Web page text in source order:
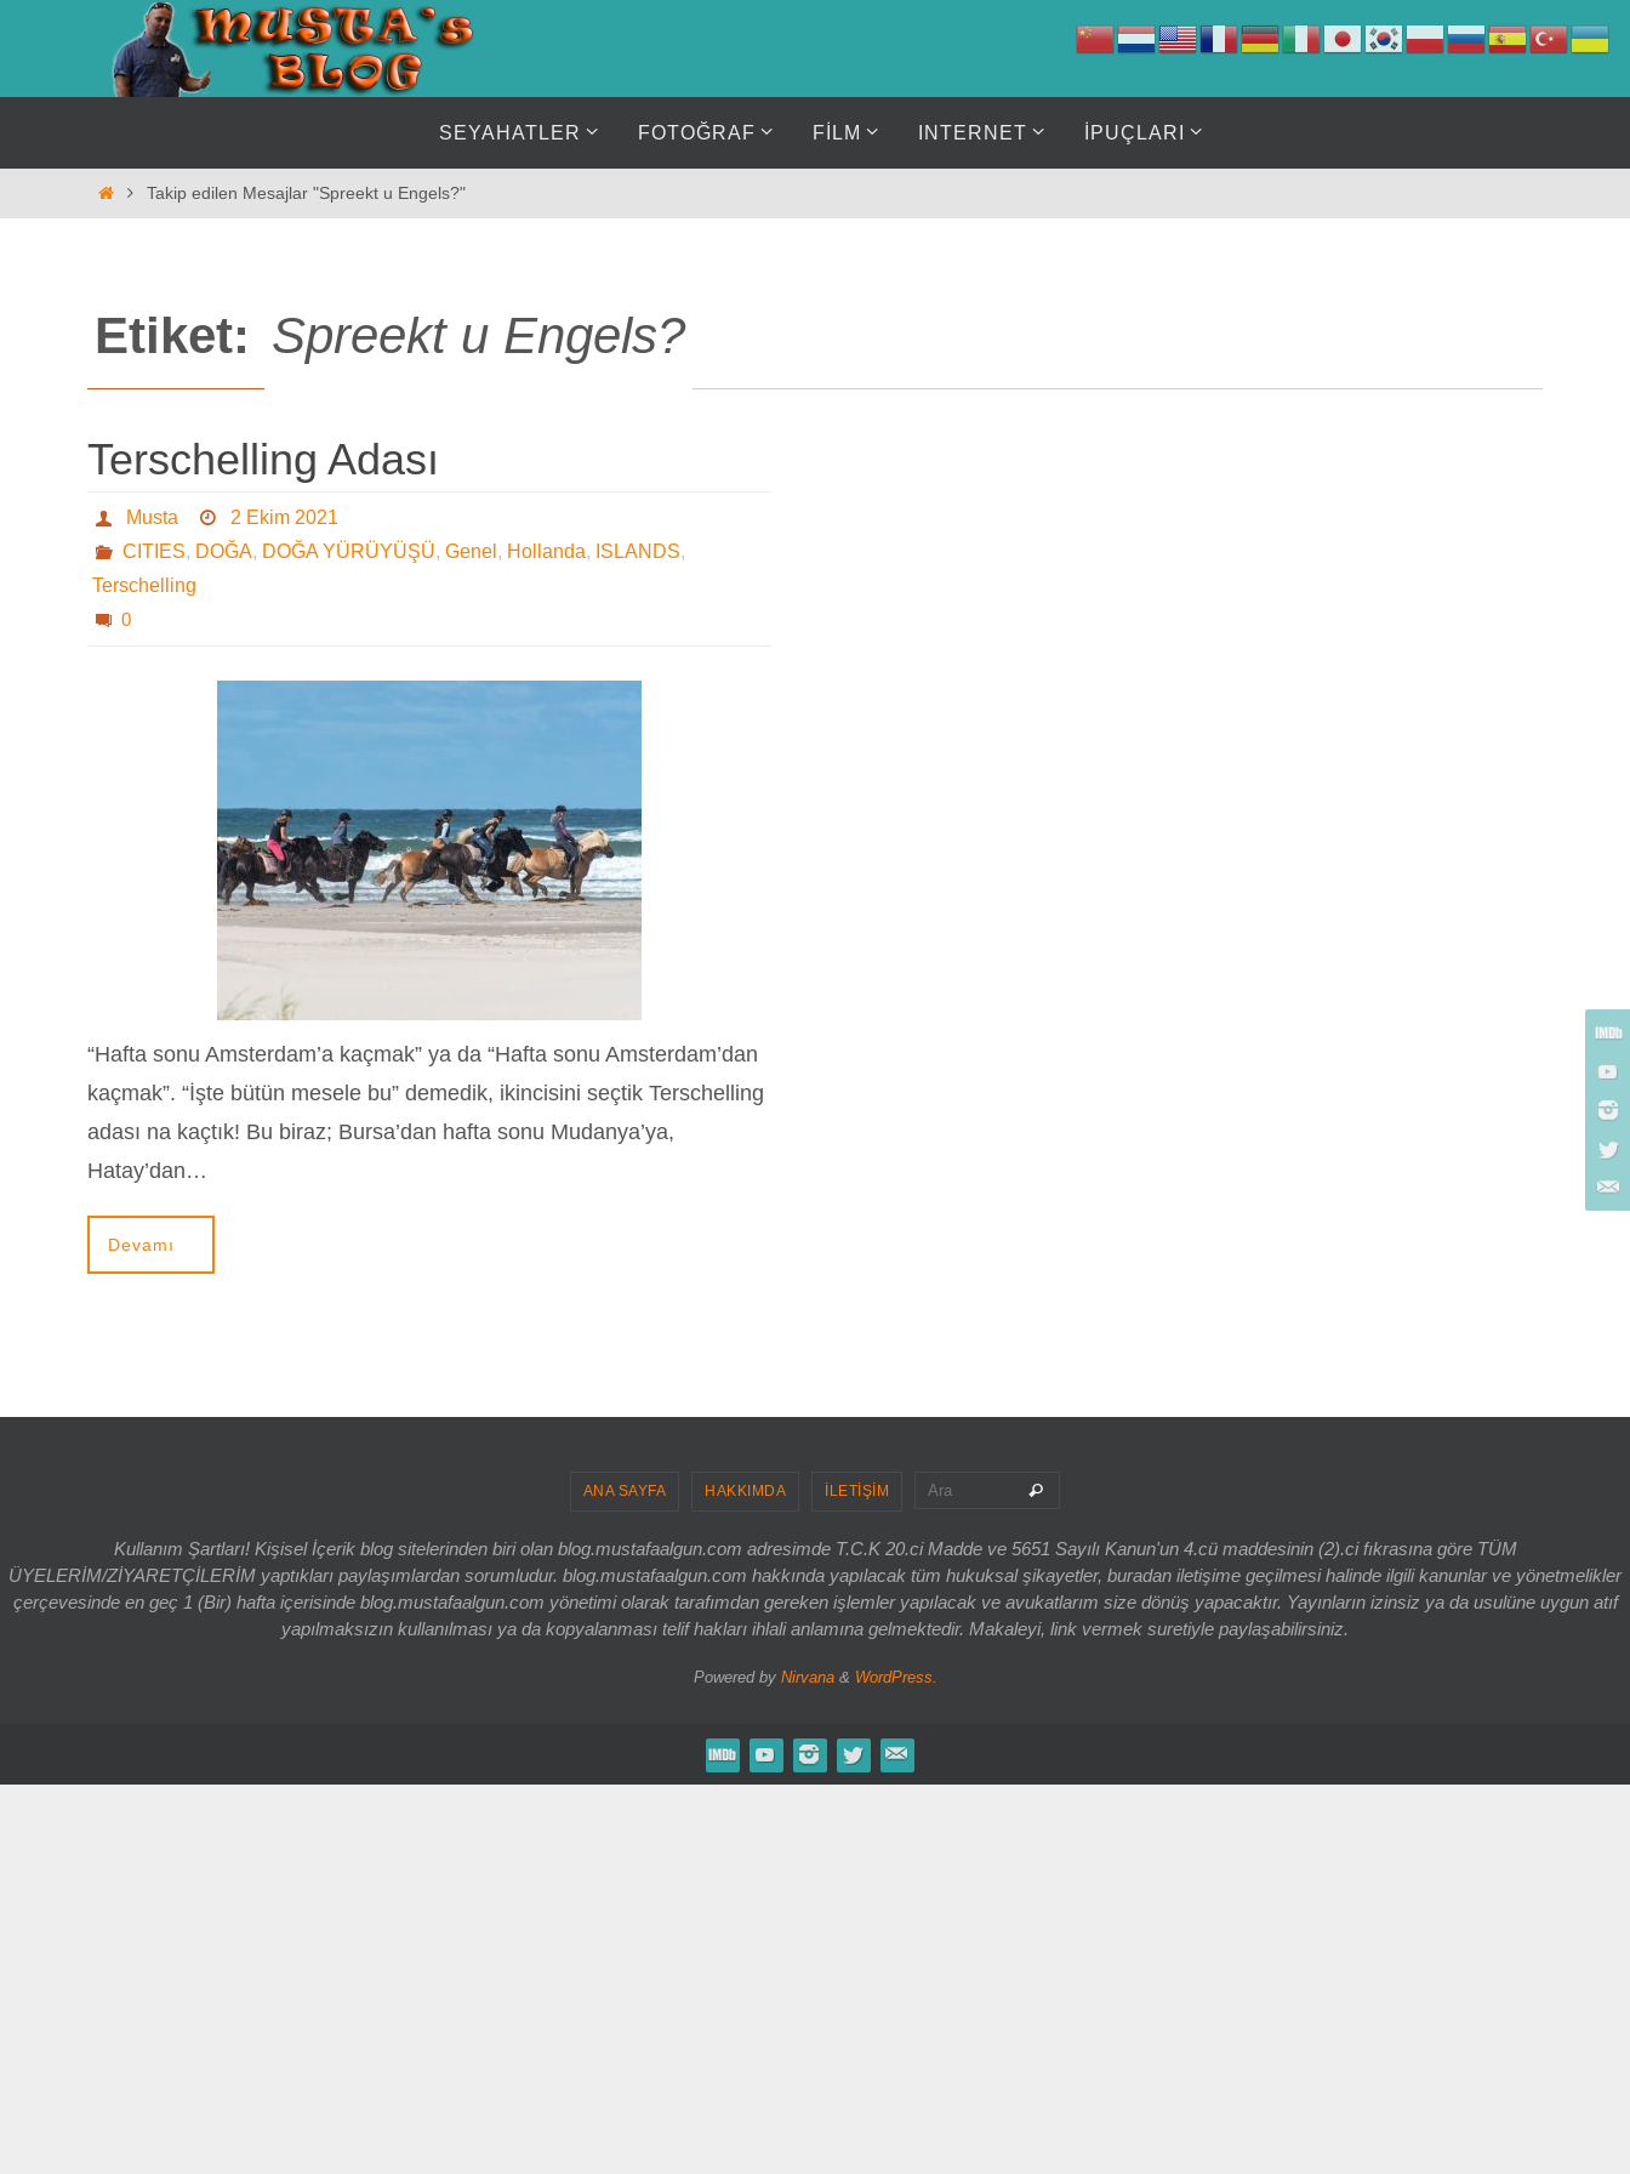
SEYAHATLER FOTOĞRAF FİLM INTERNET İPUÇLARI
HomeTakip edilen Mesajlar "Spreekt u Engels?"
Etiket: Spreekt u Engels?
Terschelling Adası
Musta
2 Ekim 2021
CITIES, DOĞA, DOĞA YÜRÜYÜŞÜ, Genel , Hollanda, ISLANDS,
Terschelling
0
“Hafta sonu Amsterdam’a kaçmak” ya da “Hafta sonu Amsterdam’dan
kaçmak”. “İşte bütün mesele bu” demedik, ikincisini seçtik Terschelling
adası na kaçtık! Bu biraz; Bursa’dan hafta sonu Mudanya’ya,
Hatay’dan…
Devamı
ANA SAYFA HAKKIMDA İLETİŞİM Ara
Kullanım Şartları! Kişisel İçerik blog sitelerinden biri olan blog.mustafaalgun.com adresimde T.C.K 20.ci Madde ve 5651 Sayılı Kanun'un 4.cü maddesinin (2).ci fıkrasına göre TÜM
ÜYELERİM/ZİYARETÇİLERİM yaptıkları paylaşımlardan sorumludur. blog.mustafaalgun.com hakkında yapılacak tüm hukuksal şikayetler, buradan iletişime geçilmesi halinde ilgili kanunlar ve yönetmelikler
çerçevesinde en geç 1 (Bir) hafta içerisinde blog.mustafaalgun.com yönetimi olarak tarafımdan gereken işlemler yapılacak ve avukatlarım size dönüş yapacaktır. Yayınların izinsiz ya da usulüne uygun atıf
yapılmaksızın kullanılması ya da kopyalanması telif hakları ihlali anlamına gelmektedir. Makaleyi, link vermek suretiyle paylaşabilirsiniz.
Powered by Nirvana& WordPress.